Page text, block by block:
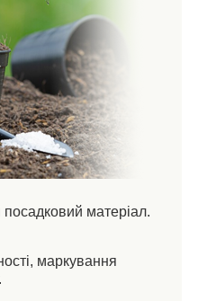
посадковий матеріал.
маркування